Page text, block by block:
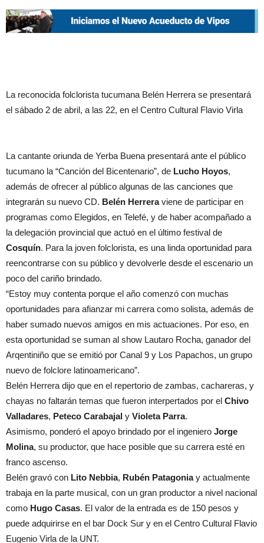
La reconocida folclorista tucumana Belén Herrera se presentará
el sábado 2 de abril, a las 22, en el Centro Cultural Flavio Virla
La cantante oriunda de Yerba Buena presentará ante el público
tucumano la “Canción del Bicentenario”, de Lucho Hoyos,
además de ofrecer al público algunas de las canciones que
integrarán su nuevo CD. Belén Herreraviene de participar en
programas como Elegidos, en Telefé, y de haber acompañado a
la delegación provincial que actuó en el último festival de
Cosquín. Para la joven folclorista, es una linda oportunidad para
reencontrarse con su público y devolverle desde el escenario un
poco del cariño brindado.
“Estoy muy contenta porque el año comenzó con muchas
oportunidades para afianzar mi carrera como solista, además de
haber sumado nuevos amigos en mis actuaciones. Por eso, en
esta oportunidad se suman al show Lautaro Rocha, ganador del
Arqentiniño que se emitió por Canal 9 y Los Papachos, un grupo
nuevo de folclore latinoamericano”.
Belén Herrera dijo que en el repertorio de zambas, cachareras, y
chayas no faltarán temas que fueron interpertados por el Chivo
Valladares, Peteco Carabajal y Violeta Parra.
Asimismo, ponderó el apoyo brindado por el ingeniero Jorge
Molina, su productor, que hace posible que su carrera esté en
franco ascenso.
Belén gravó con Lito Nebbia, Rubén Patagoniay actualmente
trabaja en la parte musical, con un gran productor a nivel nacional
como Hugo Casas. El valor de la entrada es de 150 pesos y
puede adquirirse en el bar Dock Sur y en el Centro Cultural Flavio
Eugenio Virla de la UNT.